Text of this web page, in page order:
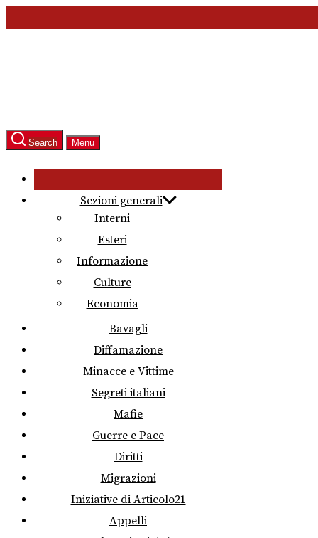
to
Search Menu
Sezioni generali
Interni
Esteri
Informazione
Culture
Economia
Bavagli
Diffamazione
Minacce e Vittime
Segreti italiani
Mafie
Guerre e Pace
Diritti
Migrazioni
Iniziative di Articolo21
Appelli